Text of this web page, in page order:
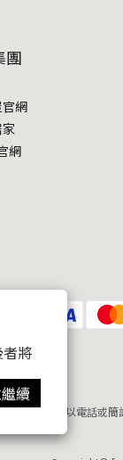
將
續
團
網
網
，我們不會以電話或簡